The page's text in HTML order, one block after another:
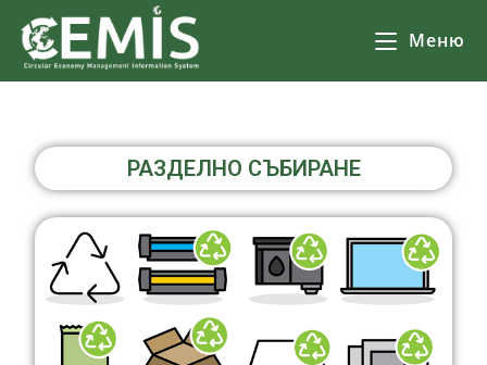
Меню
РАЗДЕЛНО СЪБИРАНЕ